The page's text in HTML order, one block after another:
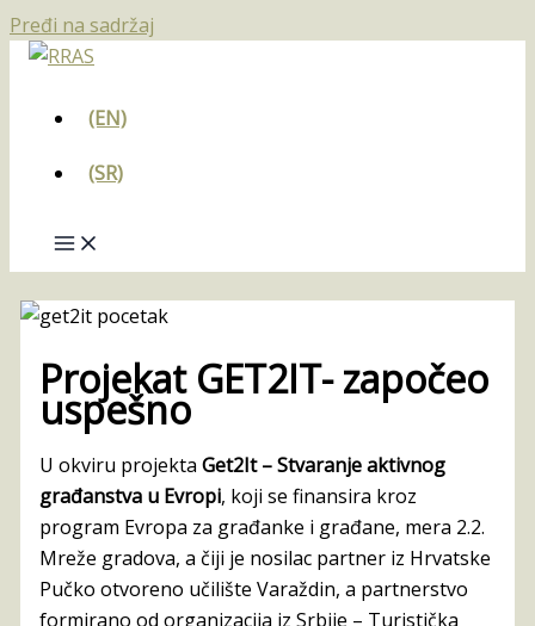
Pređi na sadržaj
(EN)
(SR)
Projekat GET2IT- započeo
uspešno
U okviru projekta Get2It – Stvaranje aktivnog
građanstva u Evropi, koji se finansira kroz
program Evropa za građanke i građane, mera 2.2.
Mreže gradova, a čiji je nosilac partner iz Hrvatske
Pučko otvoreno učilište Varaždin, a partnerstvo
formirano od organizacija iz Srbije – Turistička